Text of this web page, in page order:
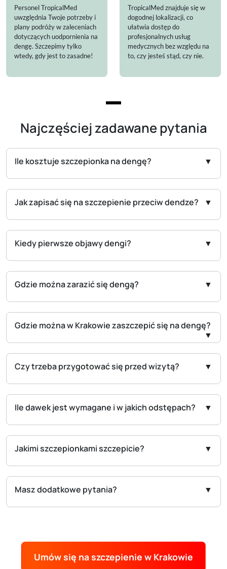
Personel TropicalMed
uwzględnia Twoje potrzeby i
plany podróży w zaleceniach
dotyczących uodpornienia na
dengę. Szczepimy tylko
wtedy, gdy jest to zasadne!
TropicalMed znajduje się w
dogodnej lokalizacji, co
ułatwia dostęp do
profesjonalnych usług
medycznych bez względu na
to, czy jesteś stąd, czy nie.
Najczęściej zadawane pytania
Ile kosztuje szczepionka na dengę?
Jak zapisać się na szczepienie przeciw dendze?
Kiedy pierwsze objawy dengi?
Gdzie można zarazić się dengą?
Gdzie można w Krakowie zaszczepić się na dengę?
Czy trzeba przygotować się przed wizytą?
Ile dawek jest wymagane i w jakich odstępach?
Jakimi szczepionkami szczepicie?
Masz dodatkowe pytania?
Umów się na szczepienie w Krakowie